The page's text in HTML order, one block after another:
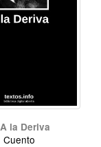
A la Deriva
Cuento